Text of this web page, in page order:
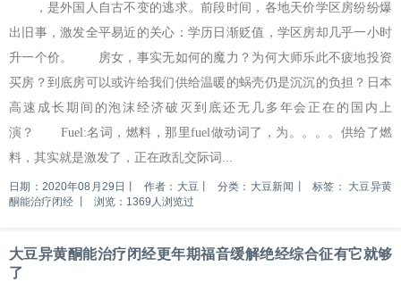
，是外国人自古不变的逃求。前段时间，各地天价学区房纷纷爆
出旧事，激发全平易近的关心：学历日渐贬值，学区房却几乎一小时
升一个价。 房女，事实无如何的魔力？为何大师乐此不疲地投资
买房？到底房可以或许给我们供给温暖的蜗壳仍是沉沉的负担？日本
高速成长期间的泡沫经济破灭到底还无几多年会正在的国内上
演？ Fuel:名词，燃料，那里fuel做动词了，为。。。。供给了燃
料，其实就是激发了，正在政乱交际词...
日期：2020年08月29日 作者：大豆 分类：大豆新闻 标签： 大豆异黄
酮能治疗闭经
浏览：1369人浏览过
大豆异黄酮能治疗闭经更年期福音缓解绝经综合征有它就够
了